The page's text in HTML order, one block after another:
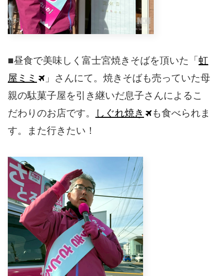
■昼食で美味しく富士宮焼きそばを頂いた「 虹
屋ミミ
」さんにて。焼きそばも売っていた母
親の駄菓子屋を引き継いだ息子さんによるこ
だわりのお店です。
しぐれ焼き
も食べられま
す。また行きたい！